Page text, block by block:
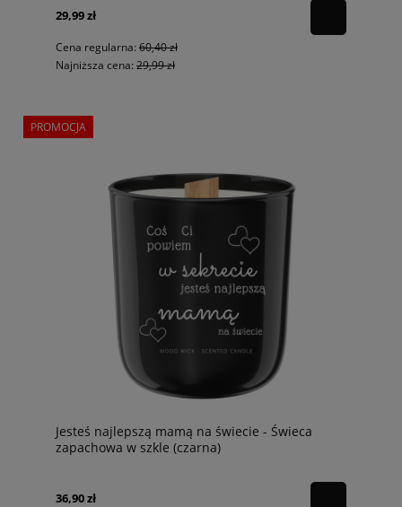
29,99 zł
Cena regularna: 60,40 zł
Najniższa cena: 29,99 zł
Jesteś najlepszą mamą na świecie - Świeca
zapachowa w szkle (czarna)
36,90 zł
PROMOCJA